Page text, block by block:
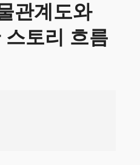
관계도와
토리 흐름